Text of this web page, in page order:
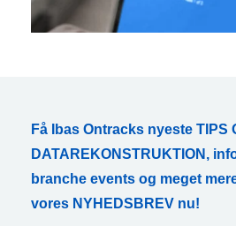
Få Ibas Ontracks nyeste TIPS
DATAREKONSTRUKTION,
branche events og meget
vores NYHEDSBREV nu!